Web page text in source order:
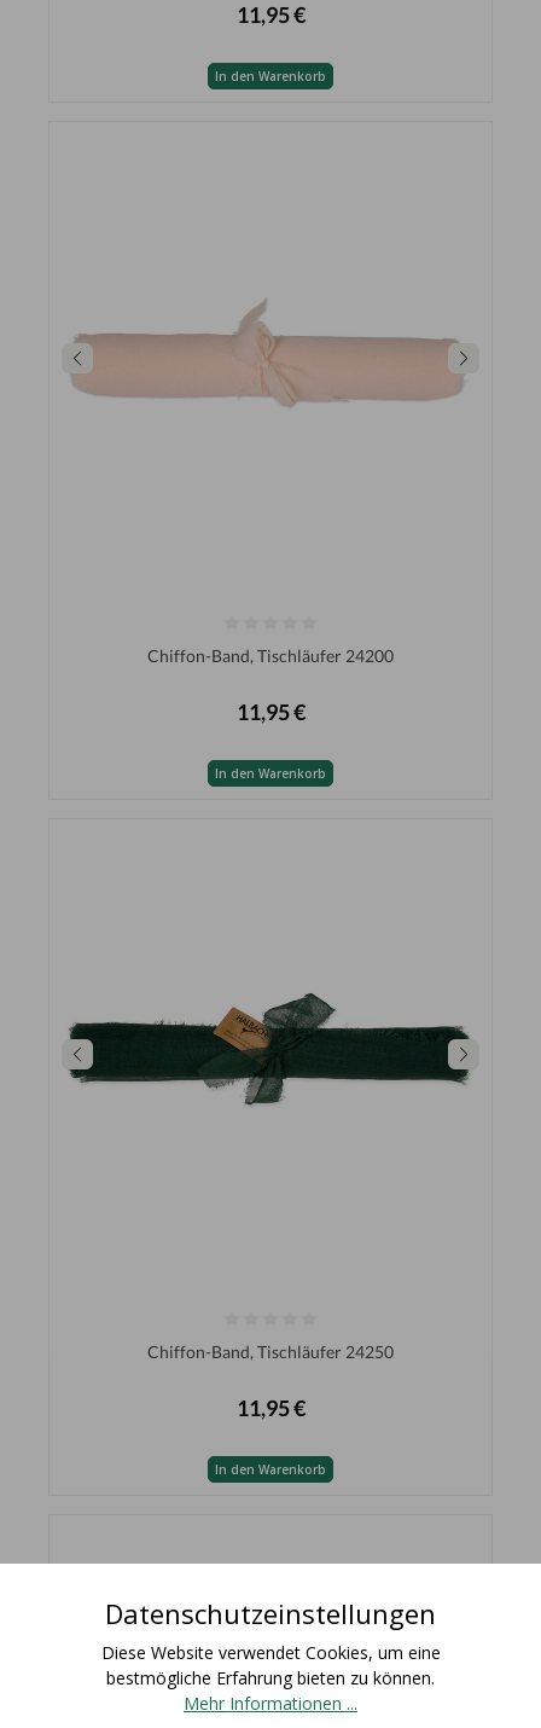
11,95 €
In den Warenkorb
Chiffon-Band, Tischläufer 24200
11,95 €
In den Warenkorb
Chiffon-Band, Tischläufer 24250
11,95 €
In den Warenkorb
Datenschutzeinstellungen
Diese Website verwendet Cookies, um eine
bestmögliche Erfahrung bieten zu können.
Mehr Informationen ...